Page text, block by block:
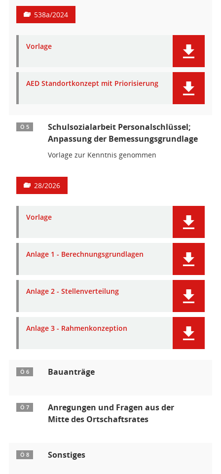
538a/2024
Vorlage
AED Standortkonzept mit Priorisierung
Ö 5
Schulsozialarbeit Personalschlüssel;
Anpassung der Bemessungsgrundlage
Vorlage zur Kenntnis genommen
28/2026
Vorlage
Anlage 1 - Berechnungsgrundlagen
Anlage 2 - Stellenverteilung
Anlage 3 - Rahmenkonzeption
Ö 6 Bauanträge
Ö 7
Anregungen und Fragen aus der
Mitte des Ortschaftsrates
Ö 8 Sonstiges